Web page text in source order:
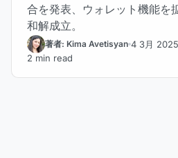
合を発表、ウォレット機能を
和解成立。
著者: Kima Avetisyan 4 3月 2025
2 min read